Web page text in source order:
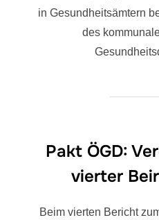
in Gesundheitsämtern
des
Pakt ÖGD:
vierter
Beim vierten Bericht